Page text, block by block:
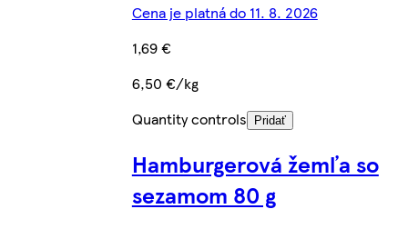
Cena je platná do 11. 8. 2026
1,69 €
6,50 €/kg
Quantity controls
Pridať
Hamburgerová žemľa so
sezamom 80 g